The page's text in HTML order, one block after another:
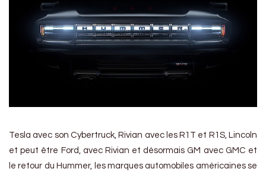
Tesla avec son Cybertruck, Rivian avec les R1T et R1S, Lincoln
et peut être Ford, avec Rivian et désormais GM avec GMC et
le retour du Hummer, les marques automobiles américaines se